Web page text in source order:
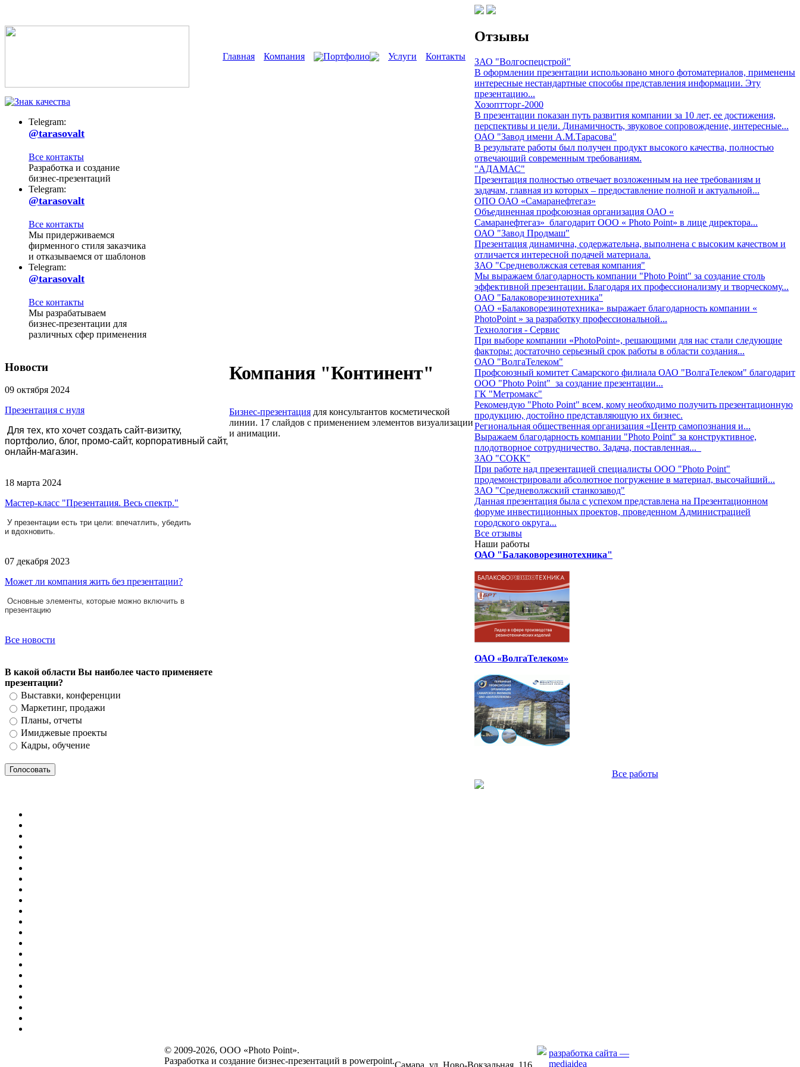
Главная Компания Портфолио Услуги Контакты
Telegram:
@tarasovalt
Все контакты
Разработка и создание
бизнес-презентаций
Telegram:
@tarasovalt
Все контакты
Мы придерживаемся
фирменного стиля заказчика
и отказываемся от шаблонов
Telegram:
@tarasovalt
Все контакты
Мы разрабатываем
бизнес-презентации для
различных сфер применения
Новости
09 октября 2024
Презентация с нуля
Для тех, кто хочет создать сайт-визитку,
портфолио, блог, промо-сайт, корпоративный сайт,
онлайн-магазин.
18 марта 2024
Мастер-класс "Презентация. Весь спектр."
У презентации есть три цели: впечатлить, убедить
и вдохновить.
07 декабря 2023
Может ли компания жить без презентации?
Основные элементы, которые можно включить в
презентацию
Все новости
В какой области Вы наиболее часто применяете
презентации?
Выставки, конференции
Маркетинг, продажи
Планы, отчеты
Имиджевые проекты
Кадры, обучение
Компания "Континент"
Бизнес-презентация для консультантов косметической
линии. 17 слайдов с применением элементов визуализации
и анимации.
Отзывы
ЗАО "Волгоспецстрой"
В оформлении презентации использовано много фотоматериалов, применены
интересные нестандартные способы представления информации. Эту
презентацию...
Хозоптторг-2000
В презентации показан путь развития компании за 10 лет, ее достижения,
перспективы и цели. Динамичность, звуковое сопровождение, интересные...
ОАО "Завод имени А.М.Тарасова"
В результате работы был получен продукт высокого качества, полностью
отвечающий современным требованиям.
"АДАМАС"
Презентация полностью отвечает возложенным на нее требованиям и
задачам, главная из которых – предоставление полной и актуальной...
ОПО ОАО «Самаранефтегаз»
Объединенная профсоюзная организация ОАО «
Самаранефтегаз» благодарит ООО « Photo Point» в лице директора...
ОАО "Завод Продмаш"
Презентация динамична, содержательна, выполнена с высоким качеством и
отличается интересной подачей материала.
ЗАО "Средневолжская сетевая компания"
Мы выражаем благодарность компании "Photo Point" за создание столь
эффективной презентации. Благодаря их профессионализму и творческому...
ОАО "Балаковорезинотехника"
ОАО «Балаковорезинотехника» выражает благодарность компании «
PhotoPoint » за разработку профессиональной...
Технология - Сервис
При выборе компании «PhotoPoint», решающими для нас стали следующие
факторы: достаточно серьезный срок работы в области создания...
ОАО "ВолгаТелеком"
Профсоюзный комитет Самарского филиала ОАО "ВолгаТелеком" благодарит
ООО "Photo Point" за создание презентации...
ГК "Метромакс"
Рекомендую "Photo Point" всем, кому необходимо получить презентационную
продукцию, достойно представляющую их бизнес.
Региональная общественная организация «Центр самопознания и...
Выражаем благодарность компании "Photo Point" за конструктивное,
плодотворное сотрудничество. Задача, поставленная...
ЗАО "СОКК"
При работе над презентацией специалисты ООО "Photo Point"
продемонстрировали абсолютное погружение в материал, высочайший...
ЗАО "Средневолжский станкозавод"
Данная презентация была с успехом представлена на Презентационном
форуме инвестиционных проектов, проведенном Администрацией
городского округа...
Все отзывы
Наши работы
ОАО "Балаковорезинотехника"
ОАО «ВолгаТелеком»
Все работы
© 2009-2026, OOO «Photo Point».
Разработка и создание бизнес-презентаций в powerpoint.Самара, ул. Ново-Вокзальная, 116
разработка сайта —
mediaidea